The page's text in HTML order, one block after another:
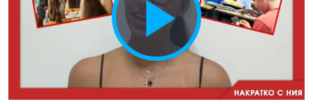
Play